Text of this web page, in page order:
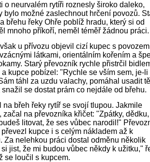
o neurvalém rytíři roznesly široko daleko,
bylo možné zaslechnout hrčení povozů.
břehu řeky Ohře poblíž hradu, který si od
mnoho příkoří, neměl téměř žádnou práci.
u přívozu objevil cizí kupec s povozem
látkami, orientálním kořením a
Starý převozník rychle přistrčil
kupce pobízel: "Rychle se vším sem, je-li
táhl za uzdu valachy, pomáhal usadit
se dostat prám co nejdále od břehu.
na břeh řeky rytíř se svojí tlupou. Jakmile
začal na převozníka křičet: "Zpátky, dědku,
litovat, že ses vůbec narodil!"
kupce i s celým nákladem až k
Za nelehkou práci dostal odměnu několik
jist, že mi budou vůbec někdy k užitku,"
se loučil s kupcem.